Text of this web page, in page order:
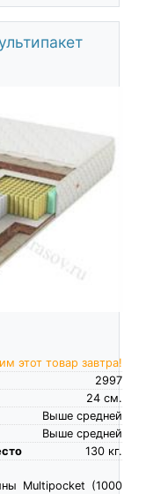
этот товар завтра!
2997
см.
24
Выше средней
Выше средней
кг.
130
Multipocket (1000